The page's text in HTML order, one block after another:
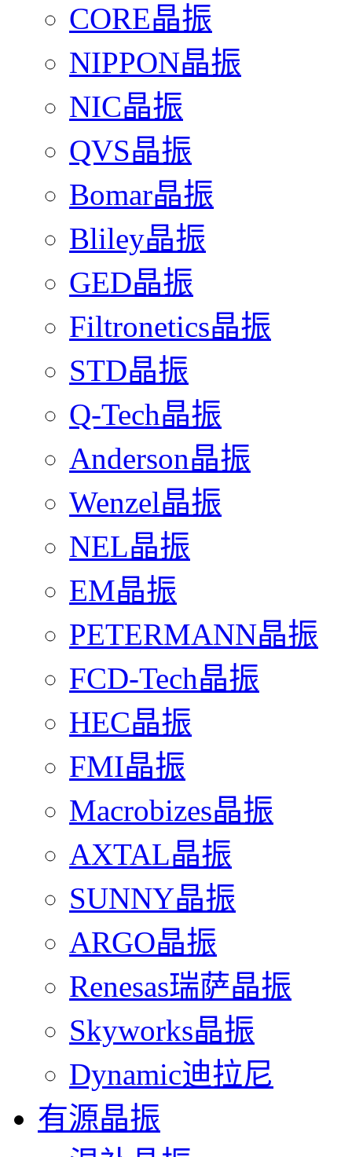
CORE晶振
NIPPON晶振
NIC晶振
QVS晶振
Bomar晶振
Bliley晶振
GED晶振
Filtronetics晶振
STD晶振
Q-Tech晶振
Anderson晶振
Wenzel晶振
NEL晶振
EM晶振
PETERMANN晶振
FCD-Tech晶振
HEC晶振
FMI晶振
Macrobizes晶振
AXTAL晶振
SUNNY晶振
ARGO晶振
Renesas瑞萨晶振
Skyworks晶振
Dynamic迪拉尼
有源晶振